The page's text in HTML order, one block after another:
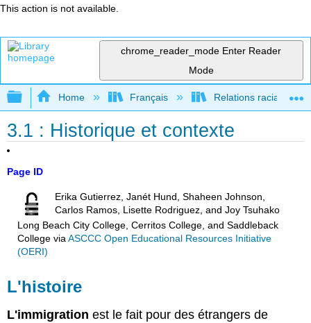
This action is not available.
chrome_reader_mode Enter Reader
Mode
Expand/collapse global hierarchy
Home Français Relations raciales et
3.1 : Historique et contexte
Page ID
Erika Gutierrez, Janét Hund, Shaheen Johnson,
Carlos Ramos, Lisette Rodriguez, and Joy Tsuhako
Long Beach City College, Cerritos College, and Saddleback
Collegevia ASCCC Open Educational Resources Initiative
(OERI)
L'histoire
L'immigration est le fait pour des étrangers de